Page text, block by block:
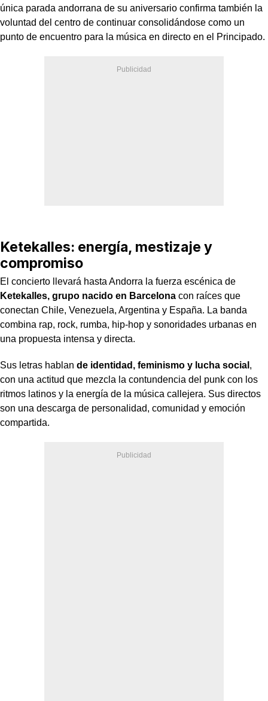
única parada andorrana de su aniversario confirma también la
voluntad del centro de continuar consolidándose como un
punto de encuentro para la música en directo en el Principado.
Ketekalles: energía, mestizaje y
compromiso
El concierto llevará hasta Andorra la fuerza escénica de
Ketekalles, grupo nacido en Barcelona con raíces que
conectan Chile, Venezuela, Argentina y España. La banda
combina rap, rock, rumba, hip-hop y sonoridades urbanas en
una propuesta intensa y directa.
Sus letras hablan de identidad, feminismo y lucha social ,
con una actitud que mezcla la contundencia del punk con los
ritmos latinos y la energía de la música callejera. Sus directos
son una descarga de personalidad, comunidad y emoción
compartida.